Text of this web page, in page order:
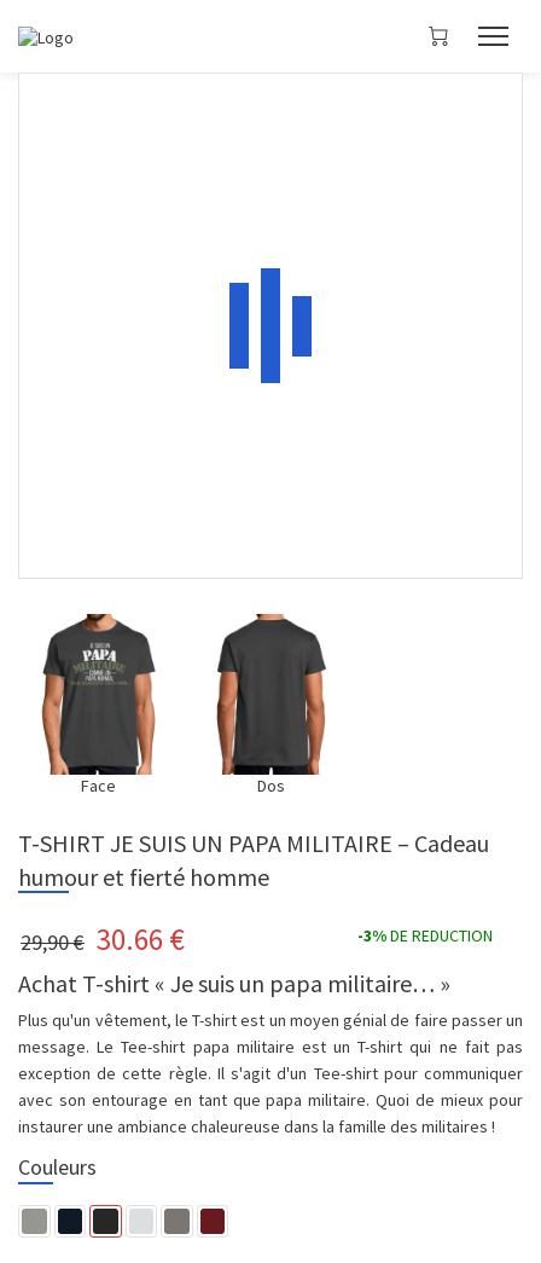
Face Dos
T-SHIRT JE SUIS UN PAPA MILITAIRE – Cadeau
humour et fierté homme
29,90 € 30.66 € -3%DE REDUCTION
Achat T-shirt « Je suis un papa militaire… »
Plus qu'un vêtement, le T-shirt est un moyen génial de faire passer un
message. Le Tee-shirt papa militaire est un T-shirt qui ne fait pas
exception de cette règle. Il s'agit d'un Tee-shirt pour communiquer
avec son entourage en tant que papa militaire. Quoi de mieux pour
instaurer une ambiance chaleureuse dans la famille des militaires !
Couleurs